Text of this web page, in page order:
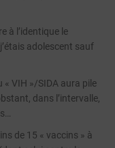
à l’identique le
adolescent sauf
VIH »/SIDA aura pile
dans l’intervalle,
de 15 « vaccins » à